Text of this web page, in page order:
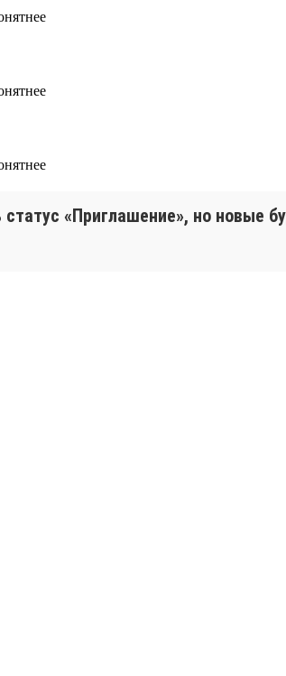
«Приглашение», но новые